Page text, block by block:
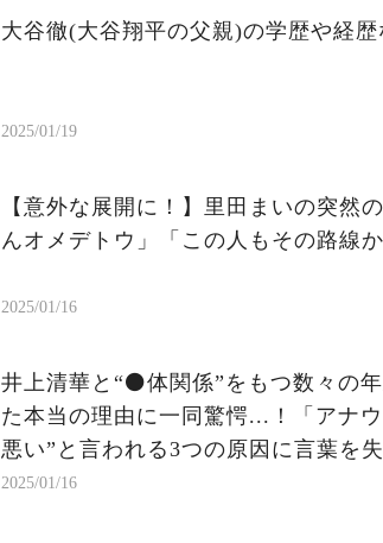
大谷徹(大谷翔平の父親)の学歴や経
2025/01/19
【意外な展開に！】里田まいの突然
んオメデトウ」「この人もその路線か
2025/01/16
井上清華と“⚫️体関係”をもつ数々の
た本当の理由に一同驚愕...！「アナ
悪い”と言われる3つの原因に言葉を
2025/01/16